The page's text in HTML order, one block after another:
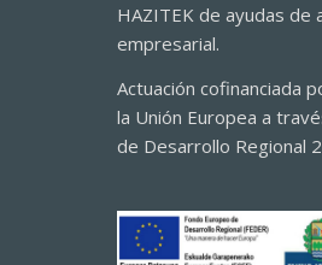
HAZITEK de ayudas de
empresarial.
Actuación cofinanciada
la Unión Europea a
de Desarrollo Regional